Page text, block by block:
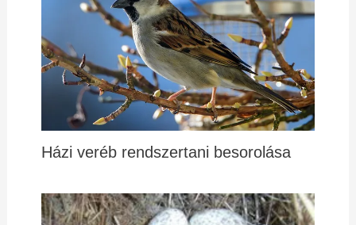
Házi veréb rendszertani besorolása